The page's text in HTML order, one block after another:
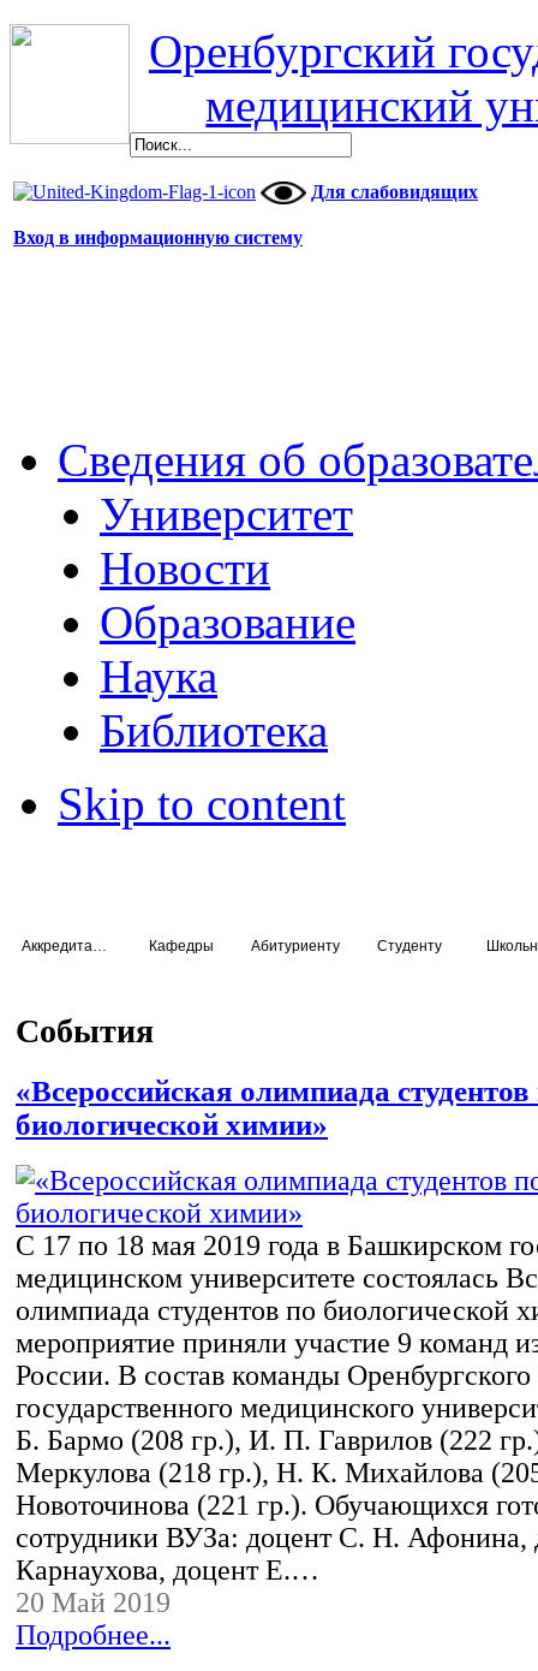
Оренбургский
медицинский
Для слабовидящих
Вход в информационную систему
Сведения об
Университет
Новости
Образование
Наука
Библиотека
Skip to content
Кафедры Абитуриенту Студенту
События
«Всероссийская олимпиада студентов
биологической химии»
С 17 по 18 мая 2019 года в Башкирском
медицинском университете состоялась
олимпиада студентов по биологической
мероприятие приняли участие 9 команд
России. В состав команды Оренбургского
государственного медицинского
Б. Бармо (208 гр.), И. П. Гаврилов (222
Меркулова (218 гр.), Н. К. Михайлова
Новоточинова (221 гр.). Обучающихся
сотрудники ВУЗа: доцент С. Н. Афонина,
Карнаухова, доцент Е.…
20 Май 2019
Подробнее...